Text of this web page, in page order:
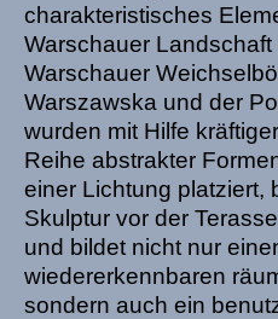
charakteristisches
Warschauer
Warschauer
Warszawska und der
wurden mit Hilfe
Reihe abstrakter
einer Lichtung platziert,
Skulptur vor der
und bildet nicht nur
wiedererkennbaren
sondern auch ein